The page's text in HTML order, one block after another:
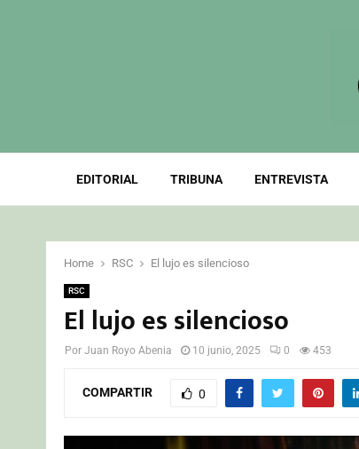
EDITORIAL TRIBUNA ENTREVISTA
Home RSC El lujo es silencioso
RSC
El lujo es silencioso
Por Juan Royo Abenia 10 junio, 2025 0 453
COMPARTIR 0